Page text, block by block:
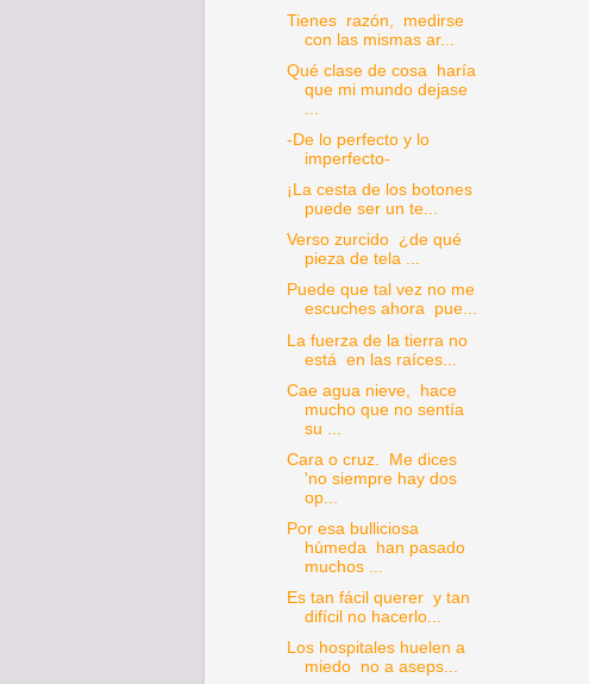
Tienes razón, medirse
con las mismas ar...
Qué clase de cosa haría
que mi mundo dejase
-De lo perfecto y lo
imperfecto-
¡La cesta de los botones
puede ser un te...
Verso zurcido ¿de qué
pieza de tela ...
Puede que tal vez no me
escuches ahora pue...
La fuerza de la tierra no
está en las raíces...
Cae agua nieve, hace
mucho que no sentía
su ...
Cara o cruz. Me dices
'no siempre hay dos
op...
Por esa bulliciosa
húmeda han pasado
muchos ...
Es tan fácil querer y tan
difícil no hacerlo...
Los hospitales huelen a
miedo no a aseps...